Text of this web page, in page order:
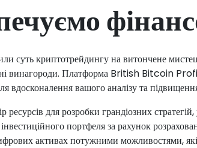
криптотрейдингу на витончене
винагороди. Платформа British Bitcoin
вдосконалення вашого аналізу та
для розробки грандіозних
портфеля за рахунок
активах потужними можливостями,